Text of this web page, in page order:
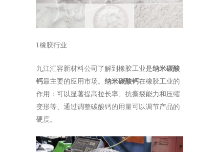
1.橡胶行业
九江汇容新材料公司了解到橡胶工业是纳米碳酸
钙最主要的应用市场。 纳米碳酸钙在橡胶工业的
作用：可以显著提高拉长率、抗撕裂能力和压缩
变形等、通过调整碳酸钙的用量可以调节产品的
硬度。